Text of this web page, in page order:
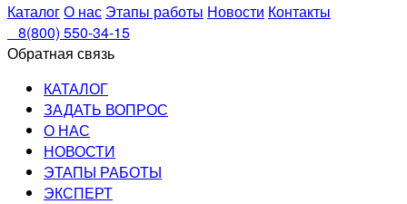
КаталогО нас Этапы работы Новости Контакты
8(800) 550-34-15
Обратная связь
КАТАЛОГ
ЗАДАТЬ ВОПРОС
О НАС
НОВОСТИ
ЭТАПЫ РАБОТЫ
ЭКСПЕРТ